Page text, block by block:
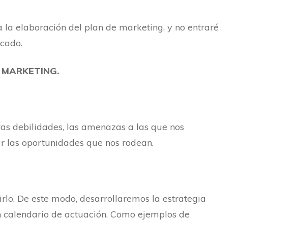
la elaboración del plan de marketing, y no entraré
debilidades, las amenazas a las que nos
las oportunidades que nos rodean.
De este modo, desarrollaremos la estrategia
de actuación. Como ejemplos de